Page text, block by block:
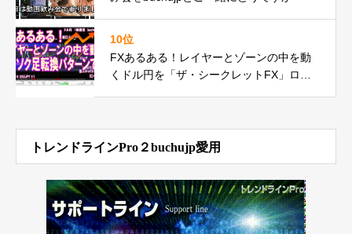
10位
FXあるある！レイヤーとゾーンの中を動
くドル円を「ザ・シークレットFX」ロー
トレンドラインPro２buchujp愛用